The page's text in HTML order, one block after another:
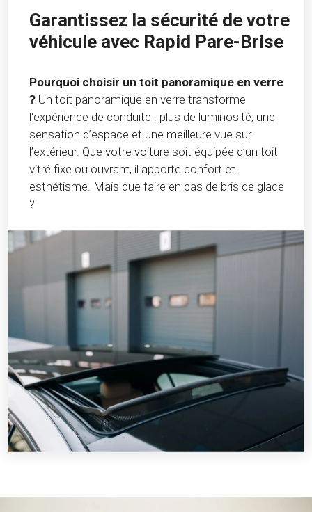
Garantissez la sécurité de votre
véhicule avec Rapid Pare-Brise
Pourquoi choisir un toit panoramique en verre
? Un toit panoramique en verre transforme
l'expérience de conduite : plus de luminosité, une
sensation d’espace et une meilleure vue sur
l’extérieur. Que votre voiture soit équipée d’un toit
vitré fixe ou ouvrant, il apporte confort et
esthétisme. Mais que faire en cas de bris de glace
?